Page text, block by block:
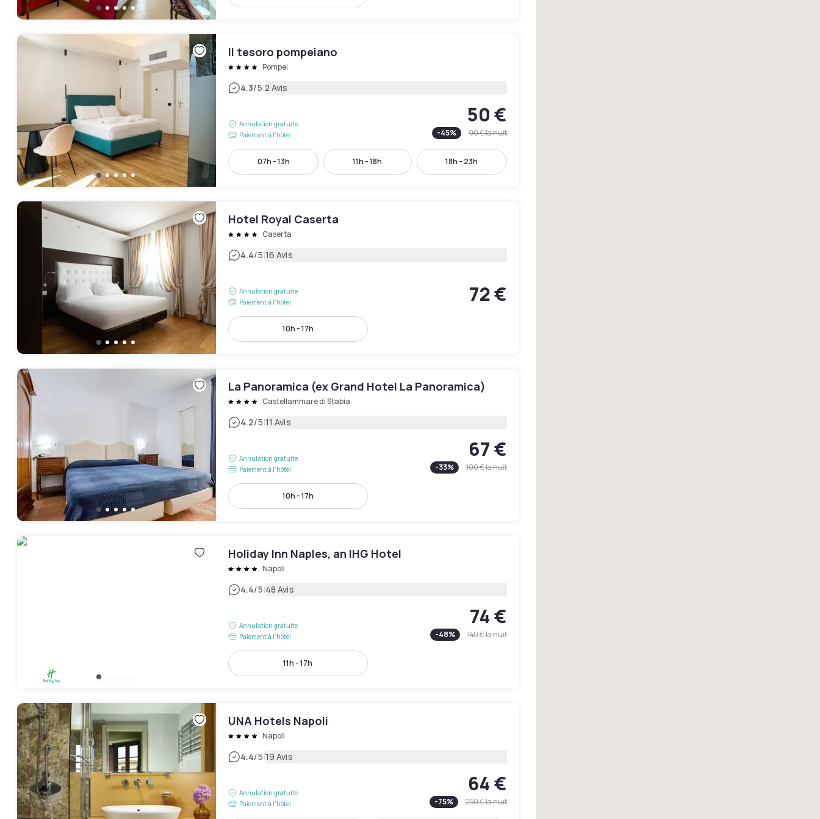
Il tesoro pompeiano
Pompei
4.3/5|2 Avis
Annulation gratuite
Paiement à l'hôtel
50 €
-45% 90 €la nuit
07h - 13h 11h - 18h 18h - 23h
Hotel Royal Caserta
Caserta
4.4/5|16 Avis
Annulation gratuite
Paiement à l'hôtel
72 €
10h - 17h
La Panoramica (ex Grand Hotel La Panoramica)
Castellammare di Stabia
4.2/5|11 Avis
Annulation gratuite
Paiement à l'hôtel
67 €
-33% 100 €la nuit
10h - 17h
Holiday Inn Naples, an IHG Hotel
Napoli
4.4/5|48 Avis
Annulation gratuite
Paiement à l'hôtel
74 €
-48% 140 €la nuit
11h - 17h
UNA Hotels Napoli
Napoli
4.4/5|19 Avis
Annulation gratuite
Paiement à l'hôtel
64 €
-75% 250 €la nuit